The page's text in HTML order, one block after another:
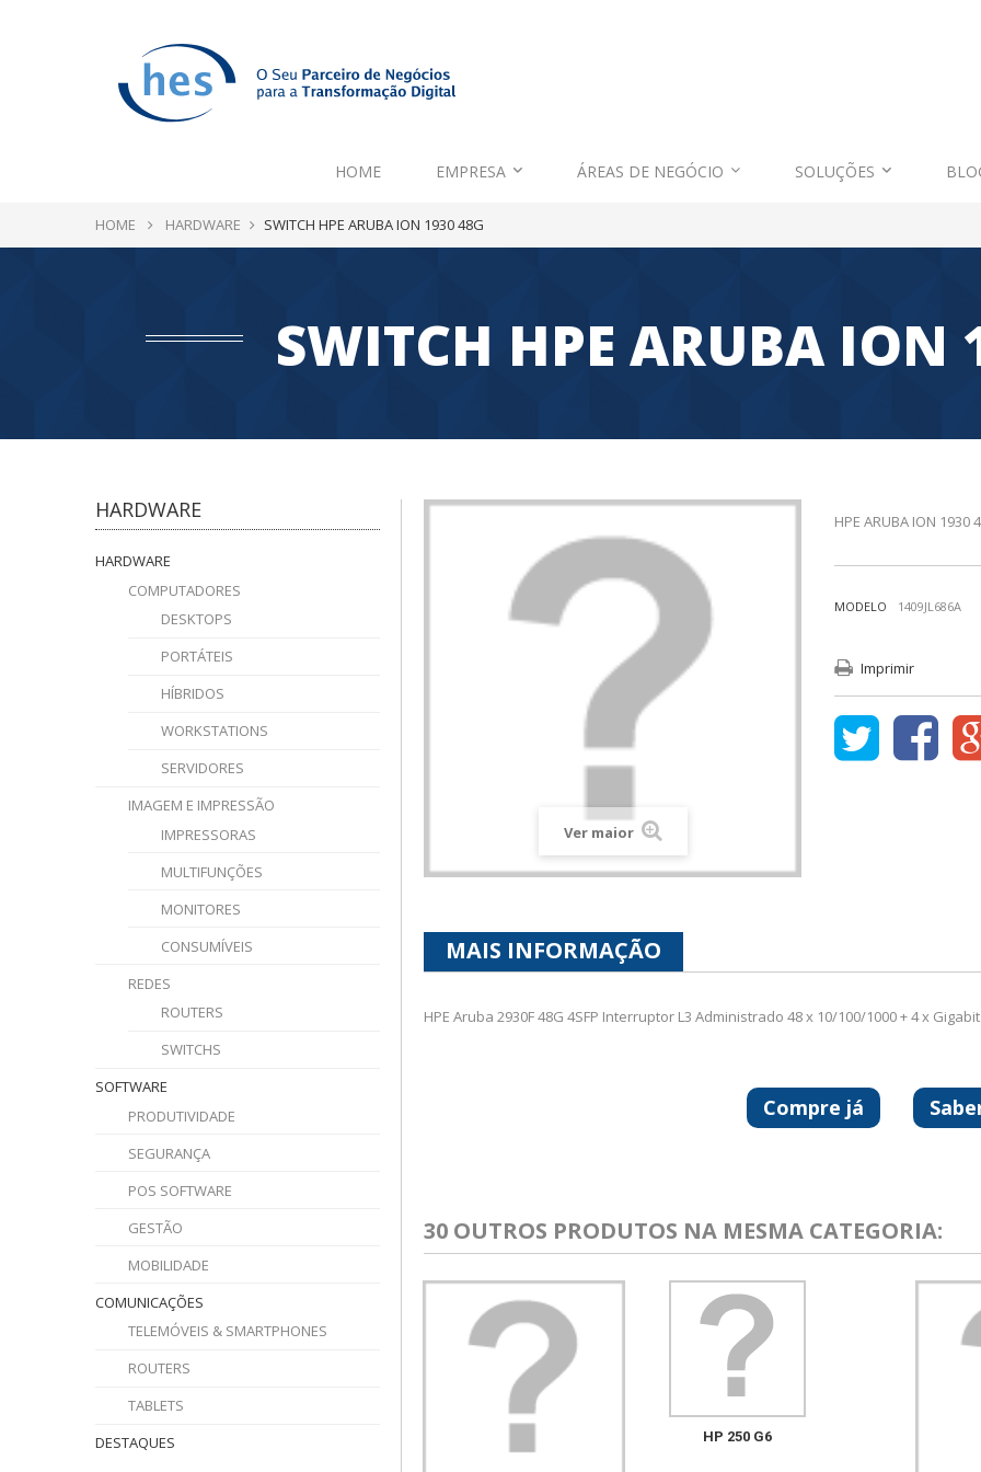
HOME EMPRESA ÁREAS DE NEGÓCIO SOLUÇÕES
HOME HARDWARE SWITCH HPE ARUBA ION 1930 48G
SWITCH HPE ARUBA ION
HARDWARE
HARDWARE
COMPUTADORES
DESKTOPS
PORTÁTEIS
HÍBRIDOS
WORKSTATIONS
SERVIDORES
IMAGEM E IMPRESSÃO
IMPRESSORAS
MULTIFUNÇÕES
MONITORES
CONSUMÍVEIS
REDES
ROUTERS
SWITCHS
SOFTWARE
PRODUTIVIDADE
SEGURANÇA
POS SOFTWARE
GESTÃO
MOBILIDADE
COMUNICAÇÕES
TELEMÓVEIS & SMARTPHONES
ROUTERS
TABLETS
DESTAQUES
Ver maior
HPE ARUBA ION 1930
MODELO 1409JL686A
Imprimir
MAIS INFORMAÇÃO
HPE Aruba 2930F 48G 4SFP Interruptor L3 Administrado 48 x 10/100/1000 + 4 x
Compre já
30 OUTROS PRODUTOS NA MESMA CATEGORIA:
HP 250 G6